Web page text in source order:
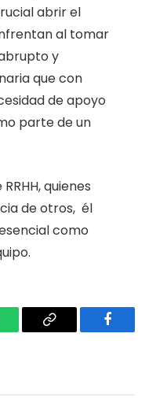
abrir el
al tomar
y
que con
de apoyo
parte de un
quienes
de otros, él
como
Copy
Facebook